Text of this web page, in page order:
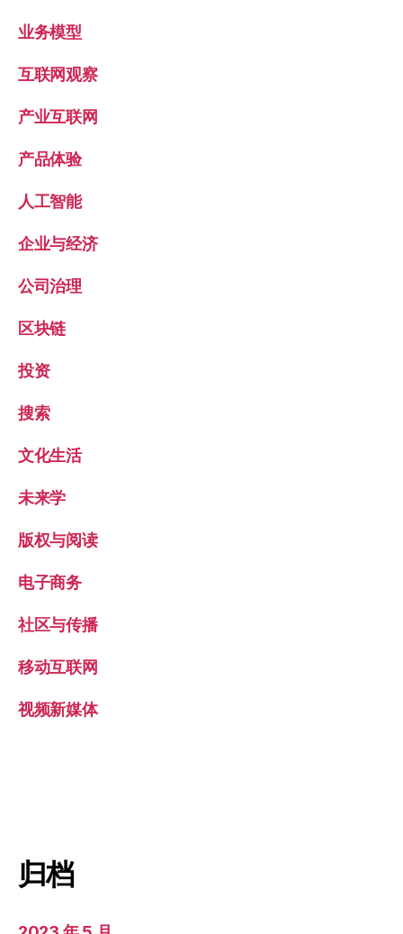
业务模型
互联网观察
产业互联网
产品体验
人工智能
企业与经济
公司治理
区块链
投资
搜索
文化生活
未来学
版权与阅读
电子商务
社区与传播
移动互联网
视频新媒体
归档